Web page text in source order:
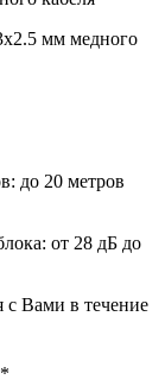
мм медного
до 20 метров
от 28 дБ до
с Вами в течение